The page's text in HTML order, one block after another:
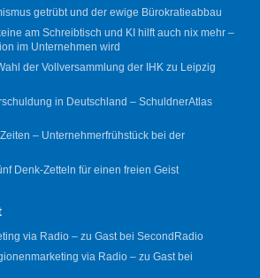
getrübt und der ewige Bürokratieabbau
am Schreibtisch und KI hilft auch nix mehr –
im Unternehmen wird
der Vollversammlung der IHK zu Leipzig
in Deutschland – SchuldnerAtlas
– Unternehmerfrühstück bei der
Denk-Zetteln für einen freien Geist
via Radio – zu Gast bei SecondRadio
via Radio – zu Gast bei